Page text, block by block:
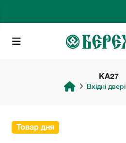
KA27
Вхідні двері
Товар дня